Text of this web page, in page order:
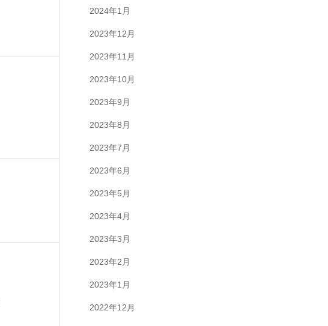
2024年1月
2023年12月
2023年11月
2023年10月
2023年9月
2023年8月
2023年7月
2023年6月
2023年5月
2023年4月
2023年3月
2023年2月
2023年1月
2022年12月